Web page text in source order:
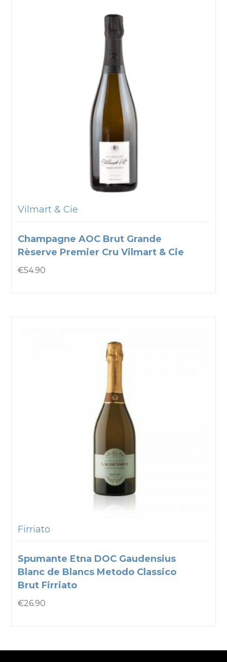
Vilmart & Cie
Champagne AOC Brut Grande
Rèserve Premier Cru Vilmart & Cie
€54.90
Firriato
Spumante Etna DOC Gaudensius
Blanc de Blancs Metodo Classico
Brut Firriato
€26.90